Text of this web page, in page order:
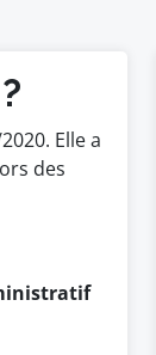
Elle a
des